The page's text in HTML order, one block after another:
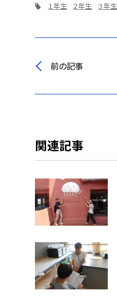
１年生 ２年生 ３年生
前の記事
関連記事